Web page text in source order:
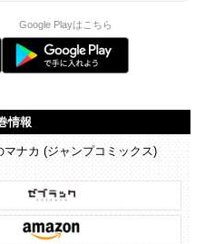
Google Playはこちら
情報
マナカ (ジャンプコミックス)